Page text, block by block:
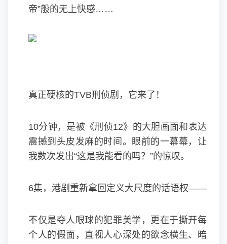
帝”般的无上快感……
真正硬核的TVB刑侦剧，它来了！
10分钟，是被《刑侦12》的大胆画面和表达
震撼到头皮发麻的时间。眼前的一幕幕，让
我数次发出“这是我能看的吗？”的惊叹。
6集，港剧重新拿回定义大尺度的话语权——
不仅是夺人眼球的犯罪美学，更在于撕开每
个人的假面，直视人心深处的欲念横生、暗